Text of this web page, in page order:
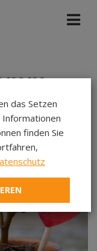
das Setzen
finden Sie